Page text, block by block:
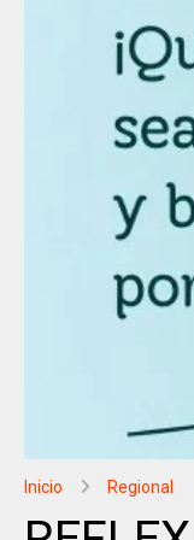
Inicio Regional